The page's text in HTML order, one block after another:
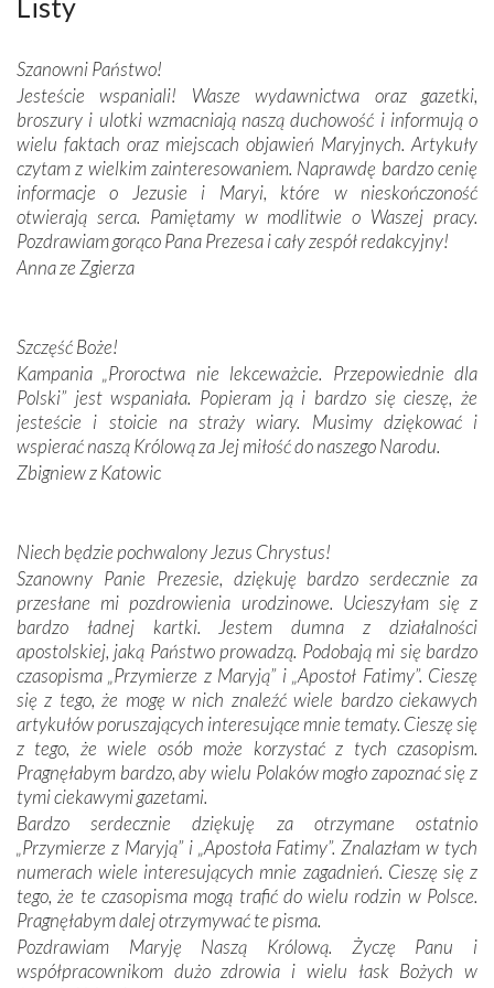
połączenie talentów z wytrwałością i pracowitością
Podążyliśmy też śladami fatimskich wizjonerów – Łucji
dos Santos oraz świętych Hiacynty i Franciszka Marto.
Modliliśmy się przy ich grobach. Odprawiliśmy Drogę
Krzyżową w ich rodzinnych stronach, odwiedziliśmy
domy, w których żyli.
W miejscu objawień Matki Bożej zapaliliśmy świece
przywiezione wraz z intencjami powierzonymi nam przez
spotykaliśmy się z serdeczną otwartością
Portugalczyków. Podziwialiśmy ich ludową sztukę i
zwyczaje. Mimo że nasze kraje są od siebie bardzo
oddalone, w żaden sposób nie czuliśmy się obco.
Sprawiła to oczywiście sama Matka Boża, ale też
kulturowa bliskość biorąca swój początek w naszej
wspólnej wierze. Podczas wyjazdów do historycznych
mieliśmy okazję przekonać się, że Maryja swoją opieką
otacza nie tylko nasz naród, lecz wszystkie nacje, które
się Jej ufnie oddają, a także każdą osobę, która zawierza
Jej siebie oraz swych bliskich.
Dzieje Portugalii to również historia wierności Bogu i
odstępstw, także w życiu władców. Trudne momenty w
wymiarze tak osobistym, jak i zbiorowym, przypominają o
konieczności ciągłego zabiegania o własną duszę i o łaskę
Opatrzności. Wierność przynosi pomyślność –
przynajmniej w życiu duchowym. Odstępstwo owocuje
nieszczęściem i śmiercią. Te uniwersalne prawdy
przychodziły na myśl, gdy słuchaliśmy opowieści
przewodników o portugalskich monarchach i wodzach,
zwycięskich bitwach i nieszczęśliwych losach grzesznych
kochanków.
Byli tym razem pośród Apostołów Fatimy reprezentanci
każdego spośród żyjących pokoleń. Najmłodszy uczestnik
Szanowni Państwo!
Jesteście wspaniali! Wasze wydawnictwa oraz gazetki,
broszury i ulotki wzmacniają naszą duchowość i informują o
wielu faktach oraz miejscach objawień Maryjnych. Artykuły
czytam z wielkim zainteresowaniem. Naprawdę bardzo cenię
informacje o Jezusie i Maryi, które w nieskończoność
otwierają serca. Pamiętamy w modlitwie o Waszej pracy.
Pozdrawiam gorąco Pana Prezesa i cały zespół redakcyjny!
Anna ze Zgierza
Szczęść Boże!
Kampania „Proroctwa nie lekceważcie. Przepowiednie dla
Polski” jest wspaniała. Popieram ją i bardzo się cieszę, że
jesteście i stoicie na straży wiary. Musimy dziękować i
wspierać naszą Królową za Jej miłość do naszego Narodu.
Zbigniew z Katowic
Niech będzie pochwalony Jezus Chrystus!
Szanowny Panie Prezesie, dziękuję bardzo serdecznie za
przesłane mi pozdrowienia urodzinowe. Ucieszyłam się z
bardzo ładnej kartki. Jestem dumna z działalności
apostolskiej, jaką Państwo prowadzą. Podobają mi się bardzo
czasopisma „Przymierze z Maryją” i „Apostoł Fatimy”. Cieszę
się z tego, że mogę w nich znaleźć wiele bardzo ciekawych
artykułów poruszających interesujące mnie tematy. Cieszę się
z tego, że wiele osób może korzystać z tych czasopism.
Pragnęłabym bardzo, aby wielu Polaków mogło zapoznać się z
tymi ciekawymi gazetami.
Bardzo serdecznie dziękuję za otrzymane ostatnio
„Przymierze z Maryją” i „Apostoła Fatimy”. Znalazłam w tych
numerach wiele interesujących mnie zagadnień. Cieszę się z
tego, że te czasopisma mogą trafić do wielu rodzin w Polsce.
Pragnęłabym dalej otrzymywać te pisma.
Pozdrawiam Maryję Naszą Królową. Życzę Panu i
współpracownikom dużo zdrowia i wielu łask Bożych w